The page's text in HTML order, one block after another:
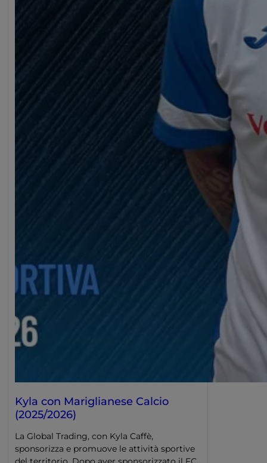
Kyla con Mariglianese Calcio
(2025/2026)
La Global Trading, con Kyla Caffè,
sponsorizza e promuove le attività sportive